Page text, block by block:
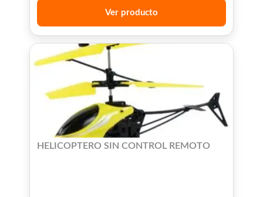
Ver producto
HELICOPTERO SIN CONTROL REMOTO